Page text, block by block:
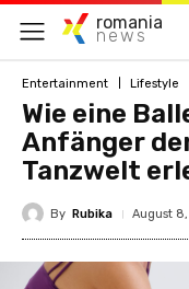
romania
news
Entertainment Lifestyle
Wie eine
Anfänger
Tanzwelt
By Rubika August